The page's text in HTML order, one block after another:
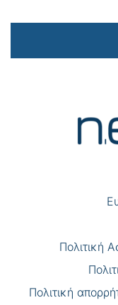
άρθρων
Πολιτική
Πολιτική